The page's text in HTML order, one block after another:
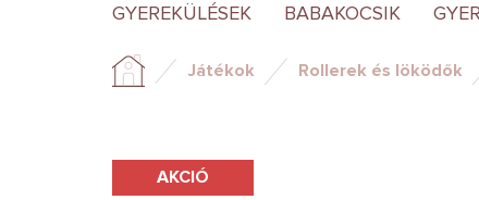
GYEREKÜLÉSEK BABAKOCSIK
KezdőlapJátékok Rollerek és löködők
AKCIÓ